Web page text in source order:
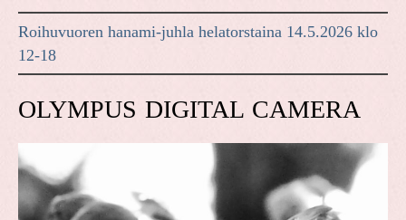
Roihuvuoren hanami-juhla helatorstaina 14.5.2026 klo
12-18
OLYMPUS DIGITAL CAMERA